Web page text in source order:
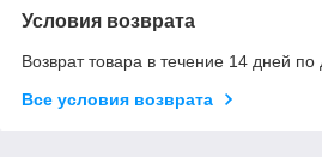
Условия возврата
Возврат товара в течение 14 дней по
Все условия возврата